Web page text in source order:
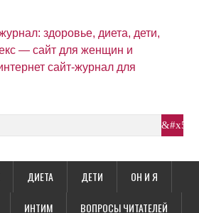
ДИЕТА ДЕТИ ОН И Я
ИНТИМ ВОПРОСЫ ЧИТАТЕЛЕЙ